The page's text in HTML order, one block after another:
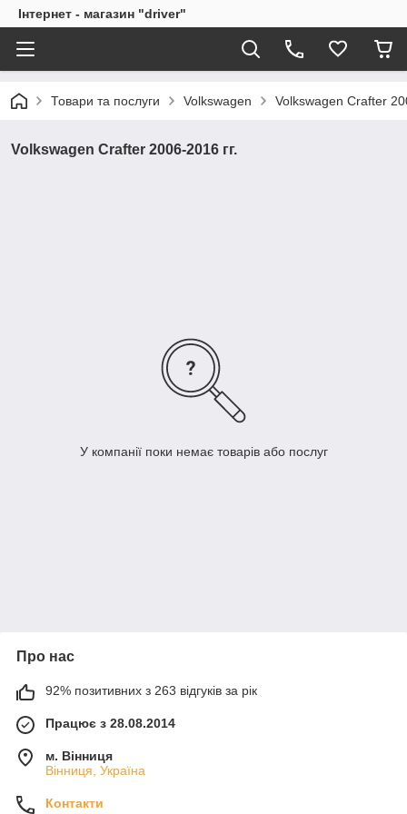
Інтернет - магазин "driver"
Товари та послуги Volkswagen Volkswagen Crafter
Volkswagen Crafter 2006-2016 гг.
У компанії поки немає товарів або послуг
Про нас
92% позитивних з 263 відгуків за рік
Працює з 28.08.2014
м. Вінниця
Вінниця, Україна
Контакти